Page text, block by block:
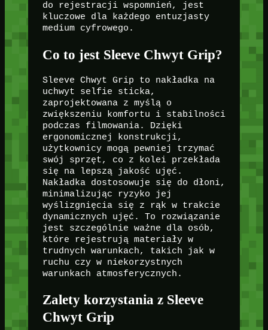
do rejestracji wspomnień, jest
kluczowe dla każdego entuzjasty
medium cyfrowego.
Co to jest Sleeve Chwyt Grip?
Sleeve Chwyt Grip to nakładka na
uchwyt selfie sticka,
zaprojektowana z myślą o
zwiększeniu komfortu i stabilności
podczas filmowania. Dzięki
ergonomicznej konstrukcji,
użytkownicy mogą pewniej trzymać
swój sprzęt, co z kolei przekłada
się na lepszą jakość ujęć.
Nakładka dostosowuje się do dłoni,
minimalizując ryzyko jej
wyślizgnięcia się z rąk w trakcie
dynamicznych ujęć. To rozwiązanie
jest szczególnie ważne dla osób,
które rejestrują materiały w
trudnych warunkach, takich jak w
ruchu czy w niekorzystnych
warunkach atmosferycznych.
Zalety korzystania z Sleeve
Chwyt Grip